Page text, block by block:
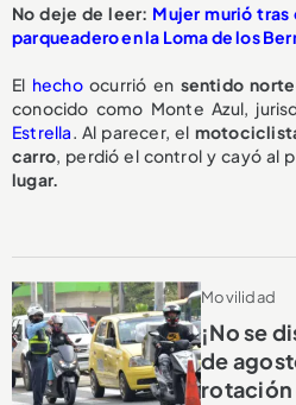
No deje de leer: Mujer murió tras
parqueadero en la Loma de los
El hechoocurrió en sentido
conocido como Monte Azul,
Estrella . Al parecer, el
carro , perdió el control y cayó al
lugar.
Movilidad
¡No se
de
rotación